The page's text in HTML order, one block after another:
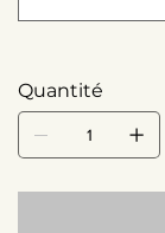
Quantité